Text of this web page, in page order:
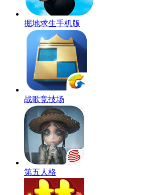
掘地求生手机版
战歌竞技场
第五人格